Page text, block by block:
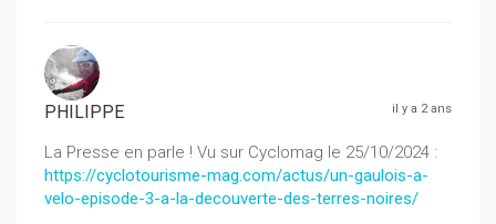
PHILIPPE il y a 2 ans
La Presse en parle ! Vu sur Cyclomag le 25/10/2024 :
https://cyclotourisme-mag.com/actus/un-gaulois-a-
velo-episode-3-a-la-decouverte-des-terres-noires/